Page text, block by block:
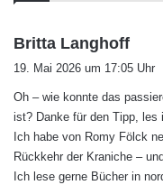
Britta Langhoff
a
t
:
19. Mai 2026 um 17:05 Uhr
Oh – wie konnte das
ist? Danke für den Tipp, les
Ich habe von Romy Fölck
Rückkehr der Kraniche –
Ich lese gerne Bücher in